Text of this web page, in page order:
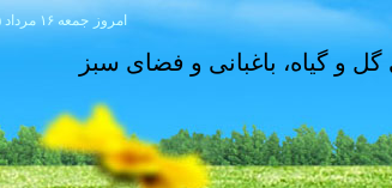
۱۴۰۵ جمعه ۱۶ مرداد امروز
گل و گیاه، باغبانی و فضای سبز